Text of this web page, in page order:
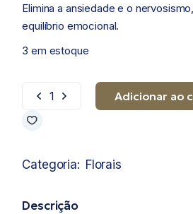
Elimina a ansiedade e o
equilíbrio emocional.
3 em estoque
Equilíbrio quantidadeAdicionar ao
Categoria: Florais
Descrição